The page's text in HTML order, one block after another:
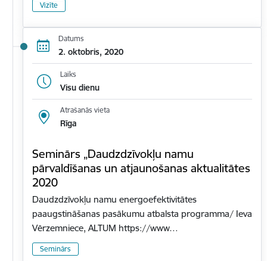
Vizīte
Datums
2. oktobris, 2020
Laiks
Visu dienu
Atrašanās vieta
Rīga
Seminārs „Daudzdzīvokļu namu
pārvaldīšanas un atjaunošanas aktualitātes
2020
Daudzdzīvokļu namu energoefektivitātes
paaugstināšanas pasākumu atbalsta programma/ Ieva
Vērzemniece, ALTUM https://www…
Seminārs